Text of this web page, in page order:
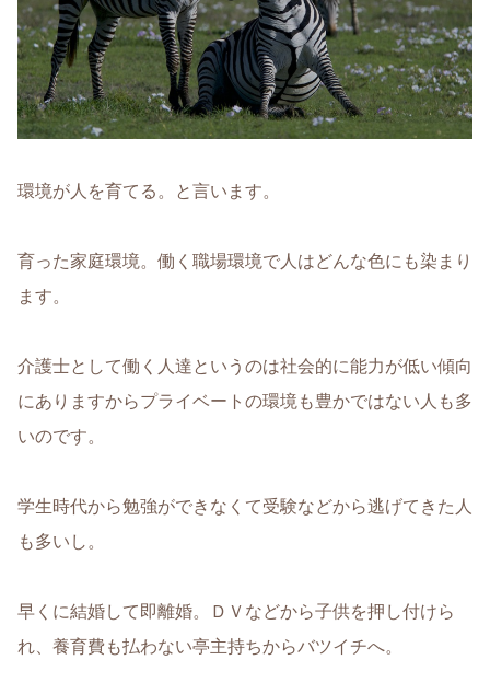
環境が人を育てる。と言います。
育った家庭環境。働く職場環境で人はどんな色にも染まり
ます。
介護士として働く人達というのは社会的に能力が低い傾向
にありますからプライベートの環境も豊かではない人も多
いのです。
学生時代から勉強ができなくて受験などから逃げてきた人
も多いし。
早くに結婚して即離婚。ＤＶなどから子供を押し付けら
れ、養育費も払わない亭主持ちからバツイチへ。